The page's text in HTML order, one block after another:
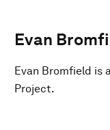
Evan
Evan Bromfield is
Project.